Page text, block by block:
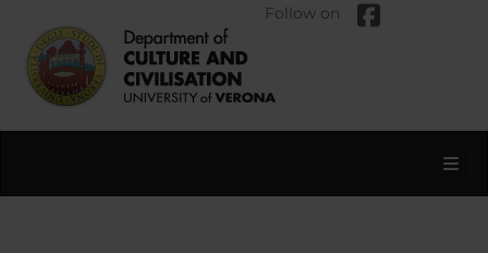
Follow on